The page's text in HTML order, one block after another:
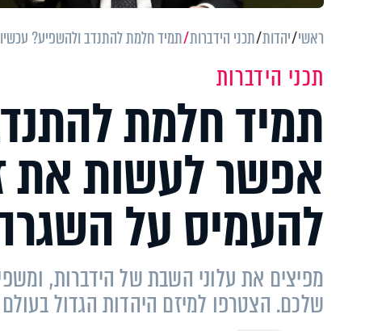
ראשי יהדות תכני הידברות תמיד חלמת להתנדב ולהשפיע?
תכני הידברות
תמיד חלמת
אפשר לעשות את
להעמיס על
מפיצים את עלוני השבת של הידברות,
שלכם. הצטרפו למיזם היהדות הגדול בעולם